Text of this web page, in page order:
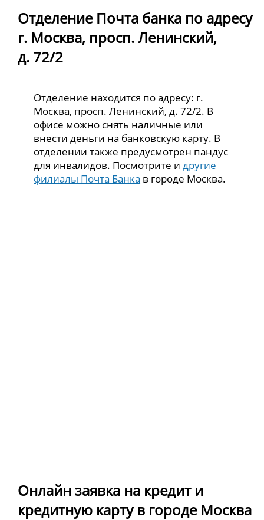
Отделение Почта банка по адресу
г. Москва, просп. Ленинский,
д. 72/2
Отделение находится по адресу: г.
Москва, просп. Ленинский, д. 72/2. В
офисе можно снять наличные или
внести деньги на банковскую карту. В
отделении также предусмотрен пандус
для инвалидов. Посмотрите идругие
филиалы Почта Банка в городе Москва.
Онлайн заявка на кредит и
кредитную карту в городе Москва